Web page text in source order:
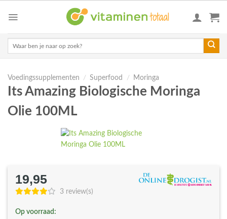
Voedingssupplementen / Superfood / Moringa
Its Amazing Biologische Moringa
Olie 100ML
19,95
3 review(s)
Op voorraad: